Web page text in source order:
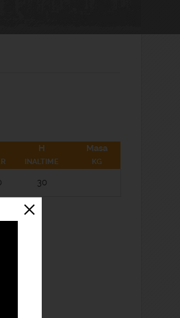
H
INALTIME
Masa
KG
30